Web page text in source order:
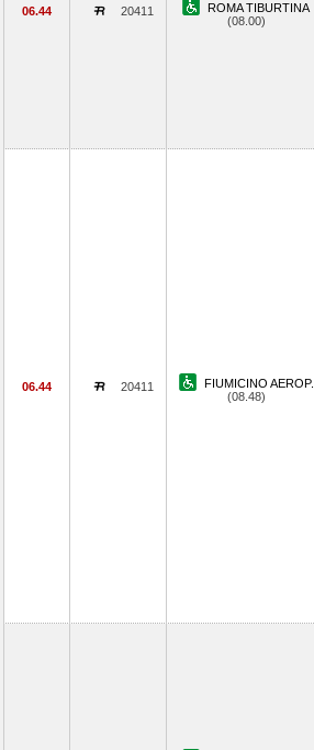
06.44 20411
ROMA TIBURTINA
(08.00)
06.44 20411
FIUMICINO AEROP.
(08.48)